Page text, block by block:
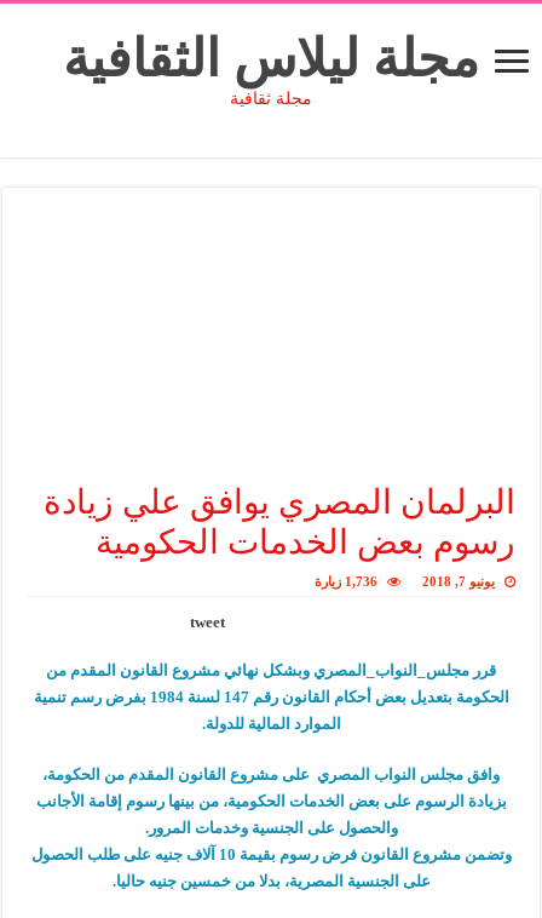
مجلة ليلاس الثقافية
مجلة ثقافية
البرلمان المصري يوافق علي زيادة
رسوم بعض الخدمات الحكومية
يونيو 7, 2018 1,736 زيارة
tweet
قرر مجلس_النواب_المصري وبشكل نهائي مشروع القانون المقدم من
الحكومة بتعديل بعض أحكام القانون رقم 147 لسنة 1984 بفرض رسم تنمية
الموارد المالية للدولة.
وافق مجلس النواب المصري على مشروع القانون المقدم من الحكومة،
بزيادة الرسوم على بعض الخدمات الحكومية، من بينها رسوم إقامة الأجانب
والحصول على الجنسية وخدمات المرور.
وتضمن مشروع القانون فرض رسوم بقيمة 10 آلاف جنيه على طلب الحصول
على الجنسية المصرية، بدلا من خمسين جنيه حاليا.